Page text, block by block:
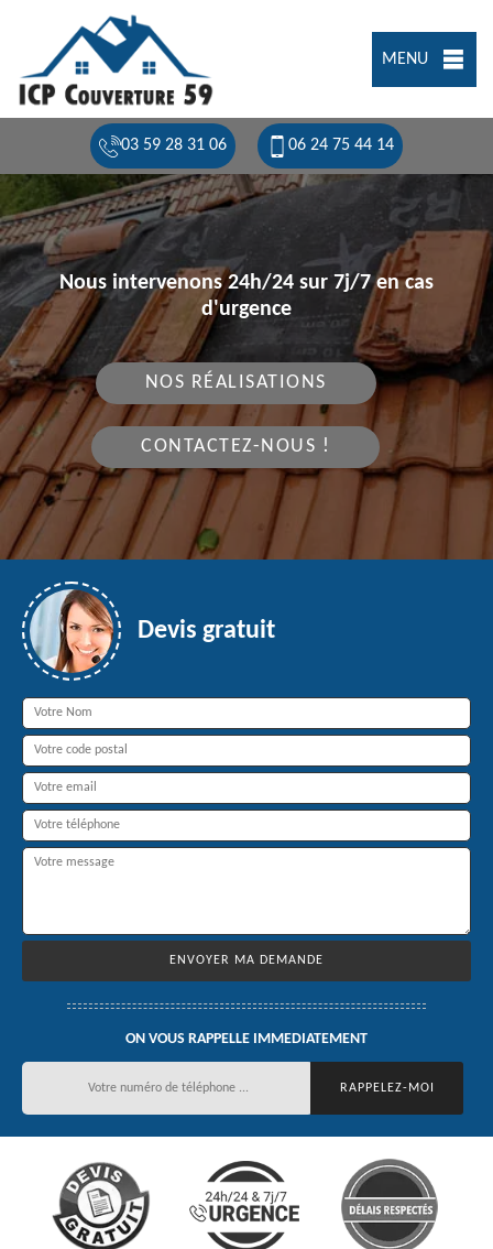
MENU
03 59 28 31 06 06 24 75 44 14
Nous intervenons 24h/24 sur 7j/7 en cas
d'urgence
NOS RÉALISATIONS
CONTACTEZ-NOUS !
Devis gratuit
ON VOUS RAPPELLE IMMEDIATEMENT